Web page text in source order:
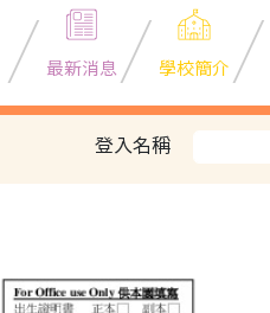
最新消息 學校簡介
登入名稱